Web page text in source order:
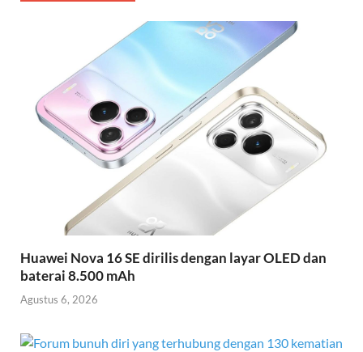
Huawei Nova 16 SE dirilis dengan layar OLED dan
baterai 8.500 mAh
Agustus 6, 2026